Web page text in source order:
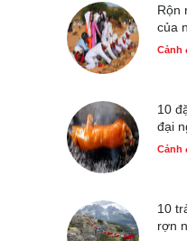
Cảnh
Rộn
của
Cảnh
10
đại
Cảnh
10
rợn